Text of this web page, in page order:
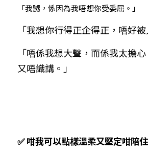
「我嬲，係因為我唔想你受委屈。」
「我想你行得正企得正，唔好被
「唔係我想大聲，而係我太擔
又唔識講。」
✅ 咁我可以點樣溫柔又堅定咁陪